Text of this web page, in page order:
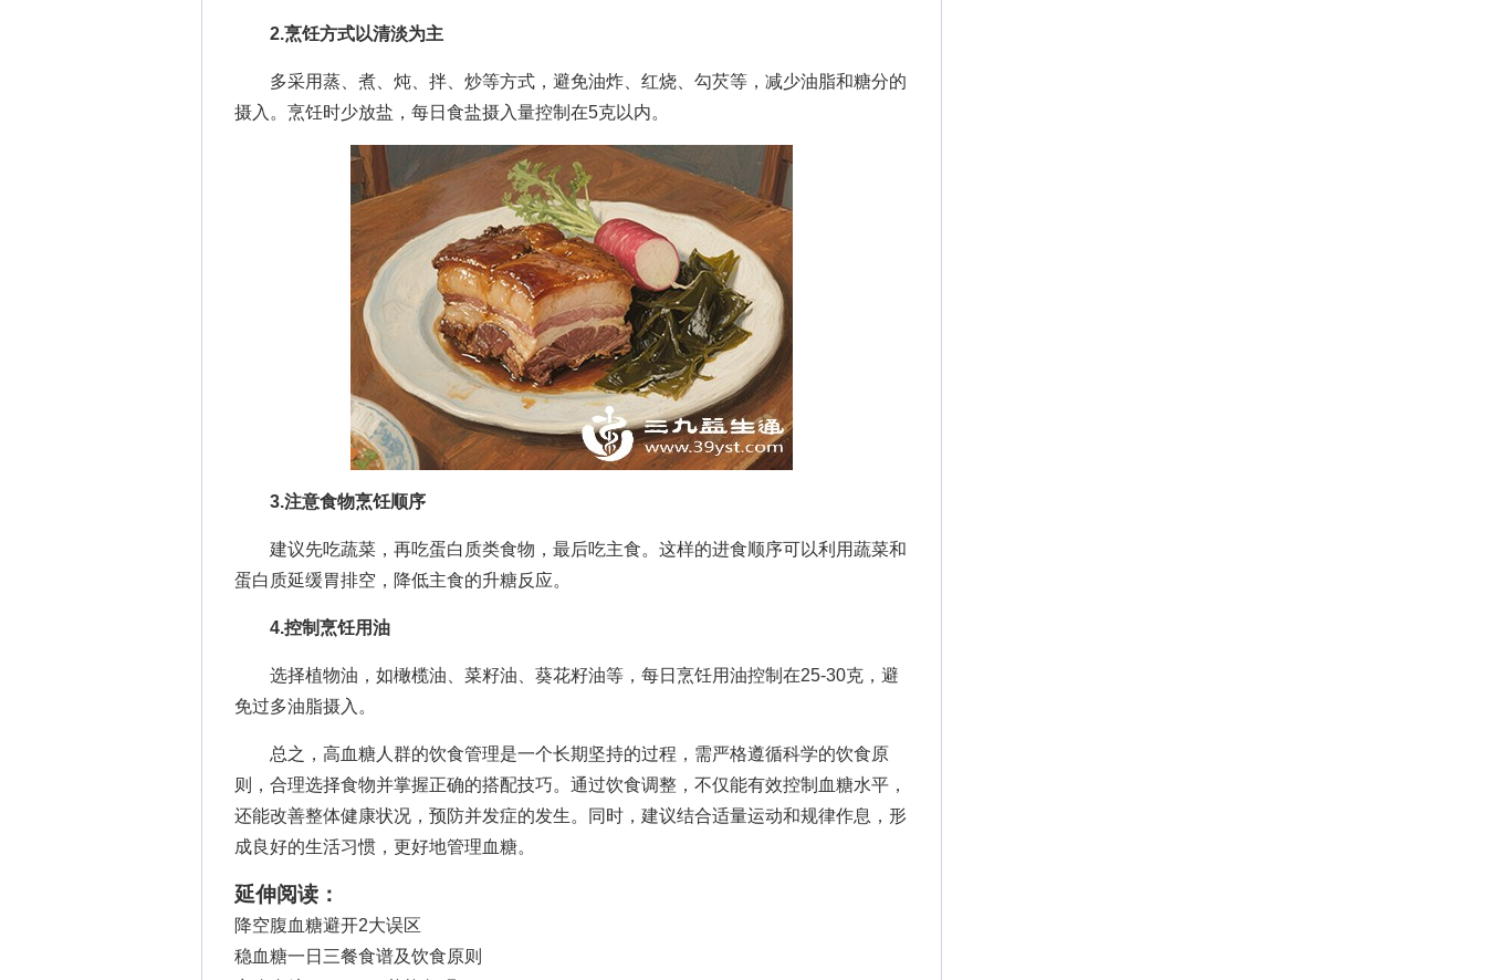
2.烹饪方式以清淡为主
多采用蒸、煮、炖、拌、炒等方式，避免油炸、红烧、勾芡等，减少油脂和糖分的
摄入。烹饪时少放盐，每日食盐摄入量控制在5克以内。
3.注意食物烹饪顺序
建议先吃蔬菜，再吃蛋白质类食物，最后吃主食。这样的进食顺序可以利用蔬菜和
蛋白质延缓胃排空，降低主食的升糖反应。
4.控制烹饪用油
选择植物油，如橄榄油、菜籽油、葵花籽油等，每日烹饪用油控制在25-30克，避
免过多油脂摄入。
总之，高血糖人群的饮食管理是一个长期坚持的过程，需严格遵循科学的饮食原
则，合理选择食物并掌握正确的搭配技巧。通过饮食调整，不仅能有效控制血糖水平，
还能改善整体健康状况，预防并发症的发生。同时，建议结合适量运动和规律作息，形
成良好的生活习惯，更好地管理血糖。
延伸阅读：
降空腹血糖避开2大误区
稳血糖一日三餐食谱及饮食原则